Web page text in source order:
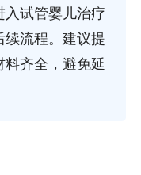
入试管婴儿治疗
续流程。建议提
齐全，避免延